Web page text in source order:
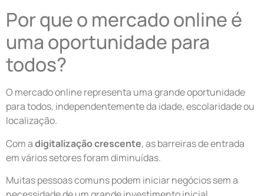
Por que o mercado online é
uma oportunidade para
todos?
O mercado online representa uma grande oportunidade
para todos, independentemente da idade, escolaridade ou
localização.
Com adigitalização crescente, as barreiras de entrada
em vários setores foram diminuídas.
Muitas pessoas comuns podem iniciar negócios sem a